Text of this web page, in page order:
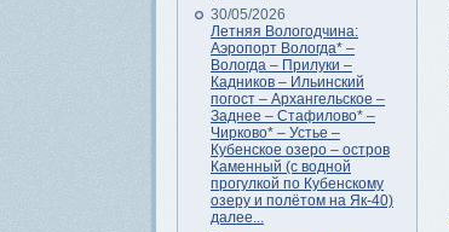
30/05/2026
Летняя Вологодчина:
Аэропорт Вологда* –
Вологда – Прилуки –
Кадников – Ильинский
погост – Архангельское –
Заднее – Стафилово* –
Чирково* – Устье –
Кубенское озеро – остров
Каменный (с водной
прогулкой по Кубенскому
озеру и полётом на Як-40)
далее...